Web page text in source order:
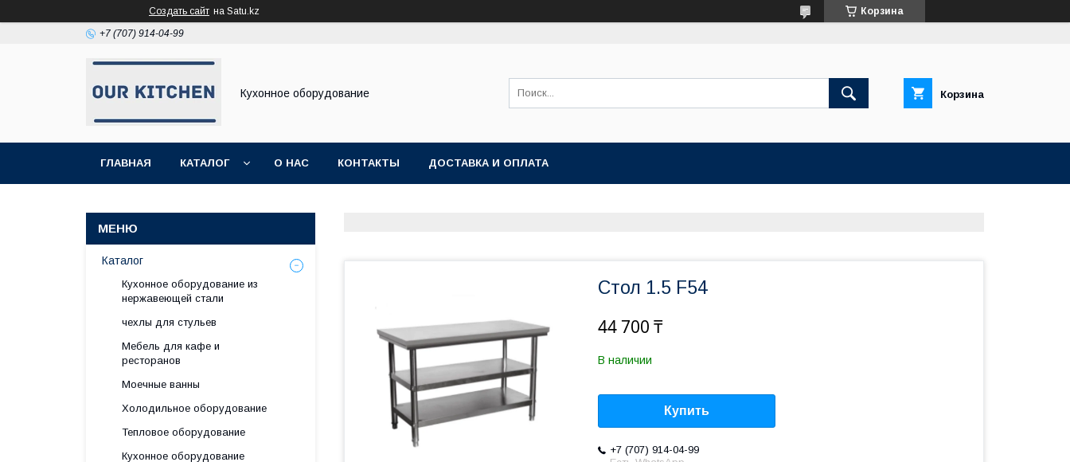
Создать сайт на Satu.kz Корзина
+7 (707) 914-04-99
Кухонное оборудование Корзина
ГЛАВНАЯ КАТАЛОГ О НАС КОНТАКТЫ ДОСТАВКА И ОПЛАТА
Стол 1.5 F54
44 700 ₸
В наличии
Купить
+7 (707) 914-04-99
Каталог
Кухонное оборудование из
нержавеющей стали
чехлы для стульев
Мебель для кафе и
ресторанов
Моечные ванны
Холодильное оборудование
Тепловое оборудование
Кухонное оборудование